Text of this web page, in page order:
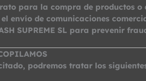
para la compra de productos
envío de comunicaciones
SUPREME SL para prevenir
podremos tratar los